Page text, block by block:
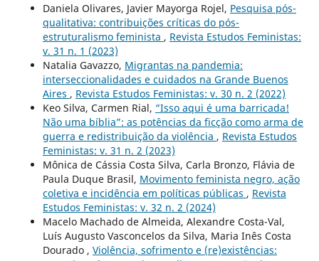
Daniela Olivares, Javier Mayorga Rojel, Pesquisa pós-
qualitativa: contribuições críticas do pós-
estruturalismo feminista , Revista Estudos Feministas:
v. 31 n. 1 (2023)
Natalia Gavazzo, Migrantas na pandemia:
interseccionalidades e cuidados na Grande Buenos
Aires , Revista Estudos Feministas: v. 30 n. 2 (2022)
Keo Silva, Carmen Rial, “Isso aqui é uma barricada!
Não uma bíblia”: as potências da ficção como arma de
guerra e redistribuição da violência , Revista Estudos
Feministas: v. 31 n. 2 (2023)
Mônica de Cássia Costa Silva, Carla Bronzo, Flávia de
Paula Duque Brasil, Movimento feminista negro, ação
coletiva e incidência em políticas públicas , Revista
Estudos Feministas: v. 32 n. 2 (2024)
Macelo Machado de Almeida, Alexandre Costa-Val,
Luís Augusto Vasconcelos da Silva, Maria Inês Costa
Dourado , Violência, sofrimento e (re)existências: